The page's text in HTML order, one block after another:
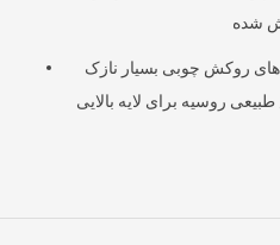
شده
روکش چوبی بسیار نازک
روسیه برای لایه بالایی